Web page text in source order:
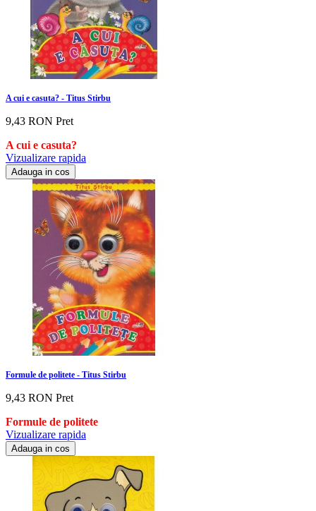
A cui e casuta? - Titus Stirbu
9,43 RON Pret
A cui e casuta?
Vizualizare rapida
Adauga in cos
Formule de politete - Titus Stirbu
9,43 RON Pret
Formule de politete
Vizualizare rapida
Adauga in cos